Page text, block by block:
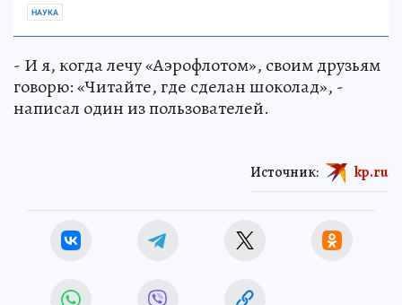
НАУКА
- И я, когда лечу «Аэрофлотом», своим друзьям
говорю: «Читайте, где сделан шоколад», -
написал один из пользователей.
Источник: kp.ru